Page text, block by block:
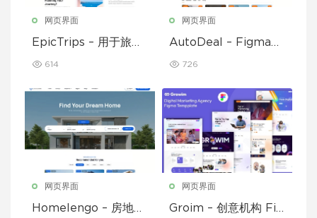
网页界面
EpicTrips – 用于旅行
模板
614
网页界面
AutoDeal – Figma
和挂牌
726
网页界面
Homelengo – 房地产
网页界面
Groim – 创意机构 Fig